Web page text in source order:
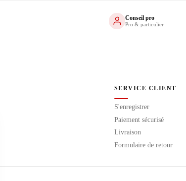
Conseil pro
Pro & particulier
SERVICE CLIENT
S'enregistrer
Paiement sécurisé
Livraison
Formulaire de retour